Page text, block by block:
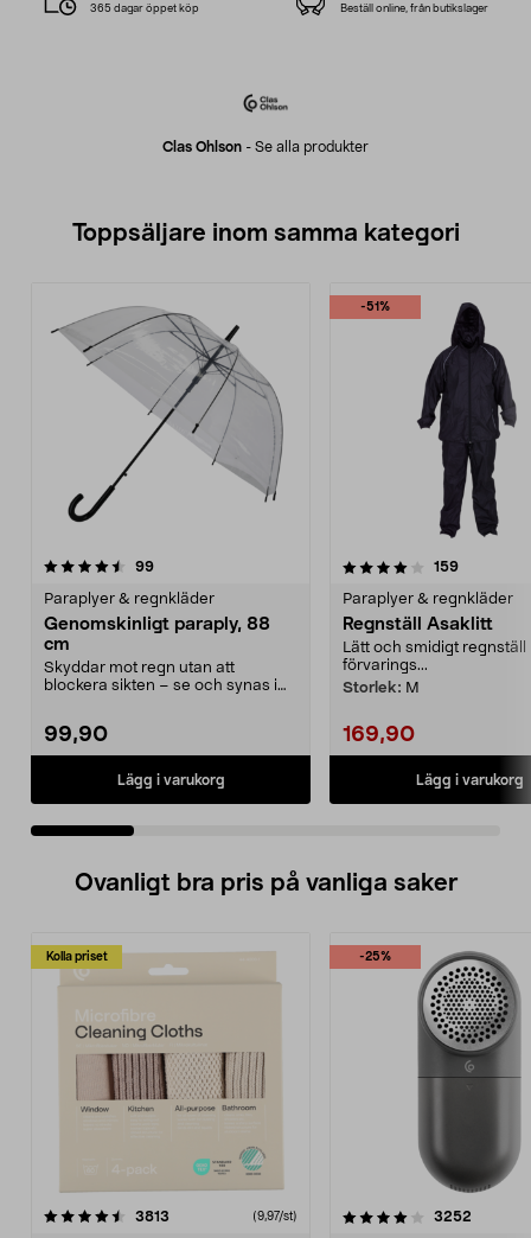
Clas Ohlson - Se alla produkter
365 dagar öppet köp Beställ online, från butikslager
Toppsäljare inom samma kategori
99recensioner
Paraplyer & regnkläder
Genomskinligt paraply, 88
cm
Skyddar mot regn utan att
blockera sikten – se och synas i
99,90
Lägg i varukorg
-51%
4.0 av 5 stjärnor 159
Paraplyer & regnkläder
Regnställ Asaklitt
Lätt och smidigt regnställ
förvarings...
Storlek: M
169,90
Lägg i varukorg
4.0 av 5 stjärnor
Ovanligt bra pris på vanliga saker
Kolla priset
3813 (9,97/st)
-25%
4.0av 5 stjärnor 3252
4.5av 5 stjärnor